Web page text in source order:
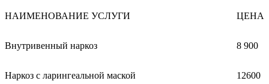
НАИМЕНОВАНИЕ УСЛУГИ ЦЕНА
Внутривенный наркоз 8 900
Наркоз с ларингеальной маской 12600